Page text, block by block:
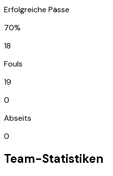
Erfolgreiche Pässe
70%
18
Fouls
19
0
Abseits
0
Team-Statistiken